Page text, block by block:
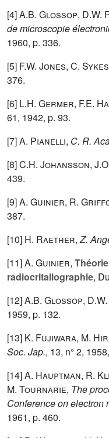
[4]A.B. Glossop, D.W.
de microscopie
1960, p. 336.
[5] F.W. Jones, C. Sykes
376.
[6] L.H. Germer, F.E.
61, 1942, p. 93.
[7]A. Pianelli, C. R.
[8]C.H. Johansson,
439.
[9]A. Guinier, R.
387.
[10] H. Raether,Z.
[11]A. Guinier,
radiocritallographie,
[12]A.B. Glossop,
1959, p. 132.
[13] K. Fujiwara, M.
Soc. Jap., 13, n° 2,
[14]A. Hauptman, R.
M. Tournarie, The
Conference on electron
1961, p. 460.